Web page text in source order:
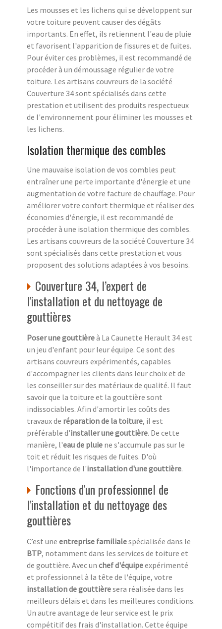
Les mousses et les lichens qui se développent sur
votre toiture peuvent causer des dégâts
importants. En effet, ils retiennent l'eau de pluie
et favorisent l'apparition de fissures et de fuites.
Pour éviter ces problèmes, il est recommandé de
procéder à un démoussage régulier de votre
toiture. Les artisans couvreurs de la société
Couverture 34 sont spécialisés dans cette
prestation et utilisent des produits respectueux
de l'environnement pour éliminer les mousses et
les lichens.
Isolation thermique des combles
Une mauvaise isolation de vos combles peut
entraîner une perte importante d'énergie et une
augmentation de votre facture de chauffage. Pour
améliorer votre confort thermique et réaliser des
économies d'énergie, il est recommandé de
procéder à une isolation thermique des combles.
Les artisans couvreurs de la société Couverture 34
sont spécialisés dans cette prestation et vous
proposent des solutions adaptées à vos besoins.
Couverture 34, l’expert de
l'installation et du nettoyage de
gouttières
Poser une gouttièreà La Caunette Herault 34 est
un jeu d'enfant pour leur équipe. Ce sont des
artisans couvreurs expérimentés, capables
d'accompagner les clients dans leur choix et de
les conseiller sur des matériaux de qualité. Il faut
savoir que la toiture et la gouttière sont
indissociables. Afin d'amortir les coûts des
travaux de réparation de la toiture, il est
préférable d'installer une gouttière. De cette
manière, l'eau de pluie ne s'accumule pas sur le
toit et réduit les risques de fuites. D'où
l'importance de l'installation d'une gouttière.
Fonctions d'un professionnel de
l'installation et du nettoyage des
gouttières
C’est une entreprise familialespécialisée dans le
BTP, notamment dans les services de toiture et
de gouttière. Avec un chef d'équipeexpérimenté
et professionnel à la tête de l'équipe, votre
installation de gouttièresera réalisée dans les
meilleurs délais et dans les meilleures conditions.
Un autre avantage de leur service est le prix
compétitif des frais d'installation. Cette équipe